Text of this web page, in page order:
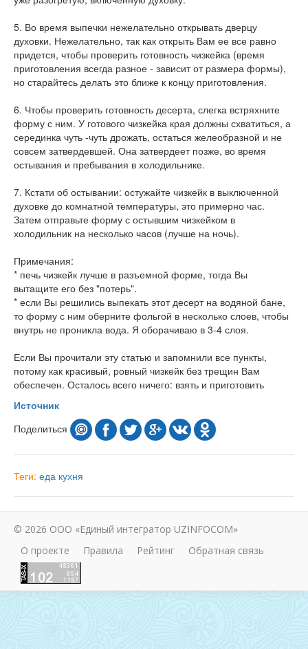
5. Во время выпечки нежелательно открывать дверцу
духовки. Нежелательно, так как открыть Вам ее все равно
придется, чтобы проверить готовность чизкейка (время
приготовления всегда разное - зависит от размера формы),
но старайтесь делать это ближе к концу приготовления.
6. Чтобы проверить готовность десерта, слегка встряхните
форму с ним. У готового чизкейка края должны схватиться, а
серединка чуть -чуть дрожать, остаться желеобразной и не
совсем затвердевшей. Она затвердеет позже, во время
остывания и пребывания в холодильнике.
7. Кстати об остывании: остужайте чизкейк в выключенной
духовке до комнатной температуры, это примерно час.
Затем отправьте форму с остывшим чизкейком в
холодильник на несколько часов (лучше на ночь).
Примечания:
* печь чизкейк лучше в разъемной форме, тогда Вы
вытащите его без "потерь".
* если Вы решились выпекать этот десерт на водяной бане,
то форму с ним оберните фольгой в несколько слоев, чтобы
внутрь не проникла вода. Я оборачиваю в 3-4 слоя.
Если Вы прочитали эту статью и запомнили все пункты,
потому как красивый, ровный чизкейк без трещин Вам
обеспечен. Осталось всего ничего: взять и приготовить
Источник
Поделиться
Теги: еда кухня
© 2026 ООО «Единый интегратор UZINFOCOM»
О проекте
Правила Рейтинг Обратная связь